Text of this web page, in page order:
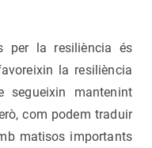
per la resiliència és
la resiliència
segueixin mantenint
com podem traduir
matisos importants